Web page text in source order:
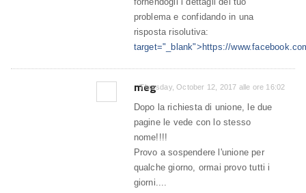
problema e confidando in una
risposta risolutiva:
target="_blank">https://
meg
Thursday, October 12, 2017 alle ore 16:02
Dopo la richiesta di unione, le due
pagine le vede con lo stesso
nome!!!!
Provo a sospendere l'unione per
qualche giorno, ormai provo tutti i
giorni....